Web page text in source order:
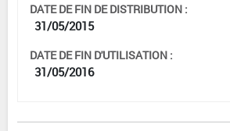
DATE DE FIN DE DISTRIBUTION :
31/05/2015
DATE DE FIN D'UTILISATION :
31/05/2016